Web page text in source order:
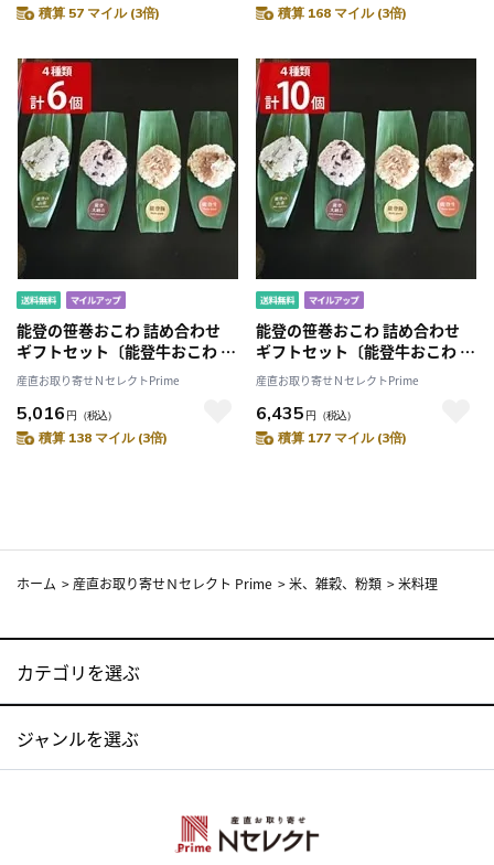
積算 57 マイル (3倍) 積算 168 マイル (3倍)
能登の笹巻おこわ 詰め合わせ
ギフトセット〔能登牛おこわ 他
全4種計6個 各90g〕
産直お取り寄せＮセレクトPrime
5,016 円 （税込）
積算 138 マイル (3倍)
能登の笹巻おこわ 詰め合わせ
ギフトセット〔能登牛おこわ 他
全4種計10個 各90g〕
産直お取り寄せＮセレクトPrime
6,435 円 （税込）
積算 177 マイル (3倍)
ホーム > 産直お取り寄せＮセレクト Prime >米、雑穀、粉類 >米料理
カテゴリを選ぶ
ジャンルを選ぶ